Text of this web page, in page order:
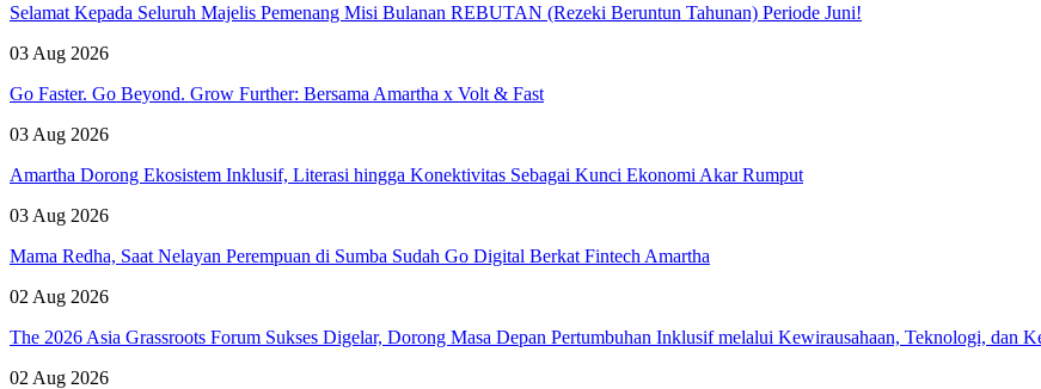
Selamat Kepada Seluruh Majelis Pemenang Misi Bulanan REBUTAN (Rezeki Beruntun Tahunan) Periode Juni!
03 Aug 2026
Go Faster. Go Beyond. Grow Further: Bersama Amartha x Volt & Fast
03 Aug 2026
Amartha Dorong Ekosistem Inklusif, Literasi hingga Konektivitas Sebagai Kunci Ekonomi Akar Rumput
03 Aug 2026
Mama Redha, Saat Nelayan Perempuan di Sumba Sudah Go Digital Berkat Fintech Amartha
02 Aug 2026
The 2026 Asia Grassroots Forum Sukses Digelar, Dorong Masa Depan Pertumbuhan Inklusif melalui Kewirausahaan, Teknologi, dan
02 Aug 2026